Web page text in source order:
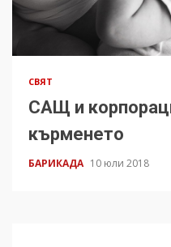
СВЯТ
САЩ и
кърменето
БАРИКАДА 10 юли 2018